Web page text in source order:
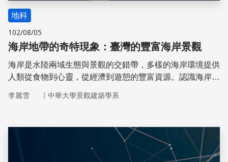
地科
102/08/05
海岸地帶的奇特現象：臺灣的豐富海岸景觀
海岸是水陸兩域生態與景觀的交錯帶，多樣的海岸環境提供
人類從食物到心靈，從經濟到遊憩的豐富資源。認識海岸，
李麗雪 ｜ 中華大學景觀建築學系
儲存